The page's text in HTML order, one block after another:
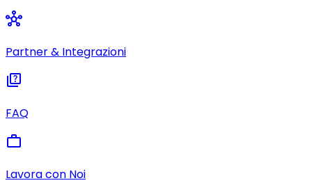
hub
Partner & Integrazioni
quiz
FAQ
work
Lavora con Noi